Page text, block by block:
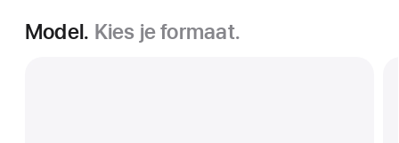
Model. Kies je formaat.